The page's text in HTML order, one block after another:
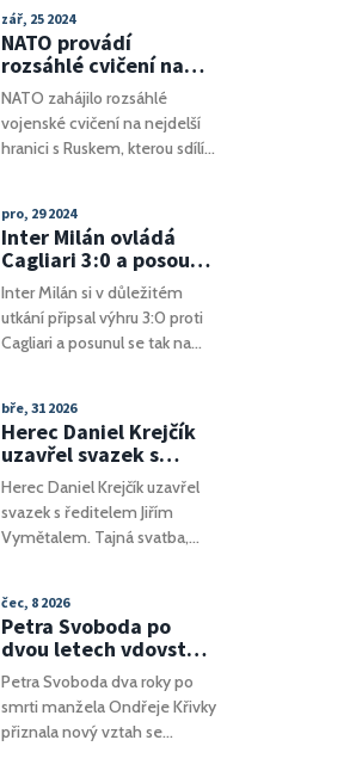
zář, 25 2024
NATO provádí
rozsáhlé cvičení na
nejdelší hranici s
Ruskem
NATO zahájilo rozsáhlé
vojenské cvičení na nejdelší
hranici s Ruskem, kterou sdílí
kilometrů. Tato cvičení
zahrnují operace ve vzduchu,
na zemi i na vodě a reflektují
komplexnost výcviku.
Významná je účast Finska
díky jeho sdílené hranici s
pro, 29 2024
Inter Milán ovládá
Cagliari 3:0 a posouvá
se na druhou příčku
Serie A
Inter Milán si v důležitém
utkání připsal výhru 3:0 proti
Cagliari a posunul se tak na
druhém poločase, posunuly
tým nerazzurri na pouhý bod
za vedoucí Atalantu. Tento
triumf posiluje pozici Interu
před nadcházejícím
střetnutím se stejným
Italiana.
bře, 31 2026
Herec Daniel Krejčík
uzavřel svazek s
ředitelem školou
Herec Daniel Krejčík uzavřel
svazek s ředitelem Jiřím
Vymětalem. Tajná svatba,
čec, 8 2026
Petra Svoboda po
dvou letech vdovství
přiznala lásku k
Slováku Martinu
Brnovi
Petra Svoboda dva roky po
smrti manžela Ondřeje Křivky
přiznala nový vztah se